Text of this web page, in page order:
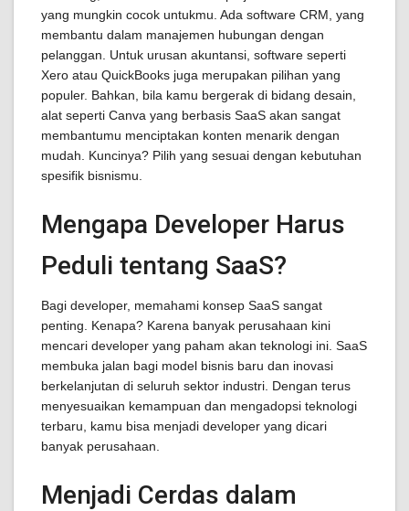
yang mungkin cocok untukmu. Ada software CRM, yang
membantu dalam manajemen hubungan dengan
pelanggan. Untuk urusan akuntansi, software seperti
Xero atau QuickBooks juga merupakan pilihan yang
populer. Bahkan, bila kamu bergerak di bidang desain,
alat seperti Canva yang berbasis SaaS akan sangat
membantumu menciptakan konten menarik dengan
mudah. Kuncinya? Pilih yang sesuai dengan kebutuhan
spesifik bisnismu.
Mengapa Developer Harus
Peduli tentang SaaS?
Bagi developer, memahami konsep SaaS sangat
penting. Kenapa? Karena banyak perusahaan kini
mencari developer yang paham akan teknologi ini. SaaS
membuka jalan bagi model bisnis baru dan inovasi
berkelanjutan di seluruh sektor industri. Dengan terus
menyesuaikan kemampuan dan mengadopsi teknologi
terbaru, kamu bisa menjadi developer yang dicari
banyak perusahaan.
Menjadi Cerdas dalam